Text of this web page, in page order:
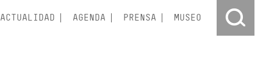
ACTUALIDAD AGENDA PRENSA MUSEO